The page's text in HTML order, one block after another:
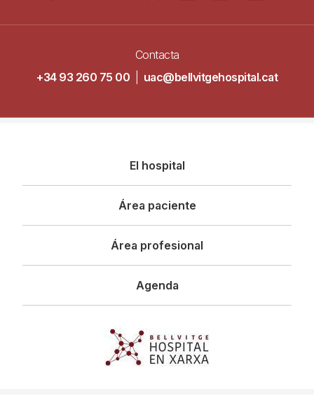
Contacta
+34 93 260 75 00
uac@bellvitgehospital.cat
principal
El hospital
Área paciente
Área profesional
Agenda